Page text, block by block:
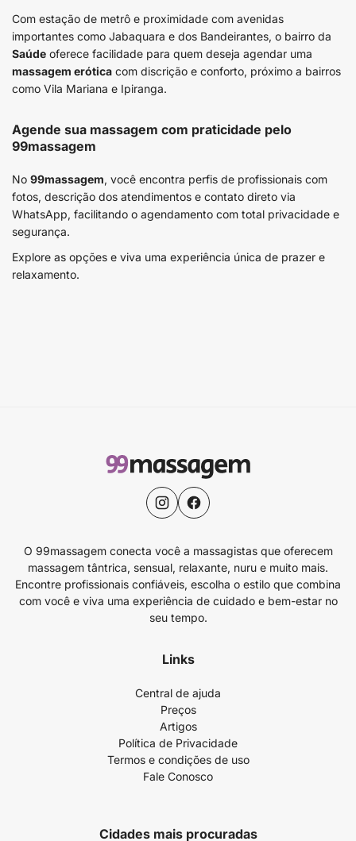
Com estação de metrô e proximidade com avenidas
importantes como Jabaquara e dos Bandeirantes, o bairro da
Saúde oferece facilidade para quem deseja agendar uma
massagem erótica com discrição e conforto, próximo a bairros
como Vila Mariana e Ipiranga.
Agende sua massagem com praticidade pelo
99massagem
No 99massagem, você encontra perfis de profissionais com
fotos, descrição dos atendimentos e contato direto via
WhatsApp, facilitando o agendamento com total privacidade e
segurança.
Explore as opções e viva uma experiência única de prazer e
relaxamento.
O 99massagem conecta você a massagistas que oferecem
massagem tântrica, sensual, relaxante, nuru e muito mais.
Encontre profissionais confiáveis, escolha o estilo que combina
com você e viva uma experiência de cuidado e bem-estar no
seu tempo.
Links
Central de ajuda
Preços
Artigos
Política de Privacidade
Termos e condições de uso
Fale Conosco
Cidades mais procuradas